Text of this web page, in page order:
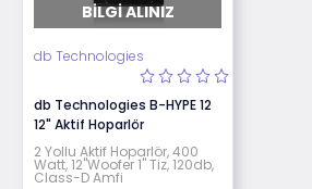
BILGI ALINIZ
db Technologies
db Technologies B-HYPE 12
12" Aktif Hoparlör
2 Yollu Aktif Hoparlör, 400
Watt, 12"Woofer 1" Tiz, 120db,
Class-D Amfi